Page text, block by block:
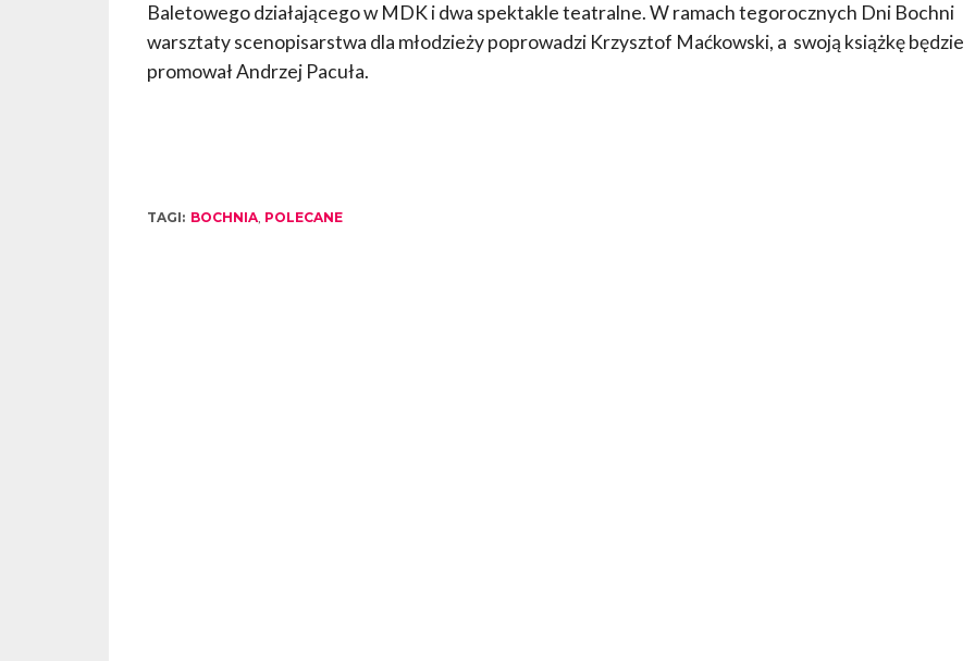
Baletowego działającego w MDK i dwa spektakle teatralne. W ramach tegorocznych Dni Bochni
warsztaty scenopisarstwa dla młodzieży poprowadzi Krzysztof Maćkowski, a swoją książkę będzie
promował Andrzej Pacuła.
TAGI: BOCHNIA, POLECANE